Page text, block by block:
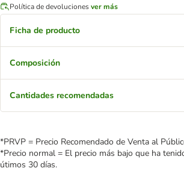
Política de devolucionesver más
Ficha de producto
Composición
Cantidades recomendadas
*PRVP = Precio Recomendado de Venta al
*Precio normal = El precio más bajo que ha
útimos 30 días.